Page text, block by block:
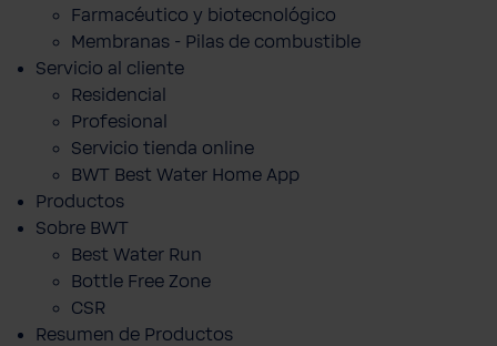
Farmacéutico y biotecnológico
Membranas - Pilas de combustible
Servicio al cliente
Residencial
Profesional
Servicio tienda online
BWT Best Water Home App
Productos
Sobre BWT
Best Water Run
Bottle Free Zone
CSR
Resumen de Productos